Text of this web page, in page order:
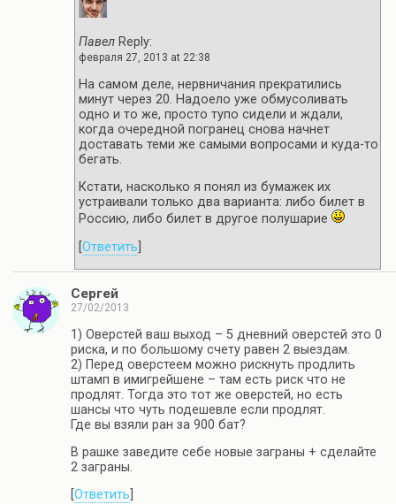
Павел Reply:
февраля 27, 2013 at 22:38
На самом деле, нервничания прекратились
минут через 20. Надоело уже обмусоливать
одно и то же, просто тупо сидели и ждали,
когда очередной погранец снова начнет
доставать теми же самыми вопросами и куда-то
бегать.
Кстати, насколько я понял из бумажек их
устраивали только два варианта: либо билет в
Россию, либо билет в другое полушарие
Ответить
Сергей
27/02/2013
1) Оверстей ваш выход – 5 дневний оверстей это 0
риска, и по большому счету равен 2 выездам.
2) Перед оверстеем можно рискнуть продлить
штамп в имигрейшене – там есть риск что не
продлят. Тогда это тот же оверстей, но есть
шансы что чуть подешевле если продлят.
Где вы взяли ран за 900 бат?
В рашке заведите себе новые заграны + сделайте
2 заграны.
Ответить